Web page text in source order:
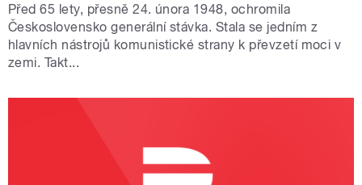
Před 65 lety, přesně 24. února 1948, ochromila
Československo generální stávka. Stala se jedním z
hlavních nástrojů komunistické strany k převzetí moci v
zemi. Takt...